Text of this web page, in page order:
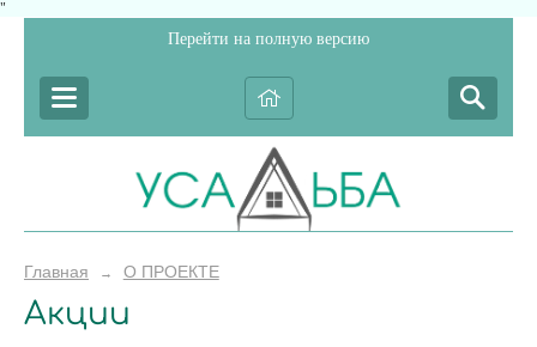
"
Перейти на полную версию
Главная → О ПРОЕКТЕ
Акции